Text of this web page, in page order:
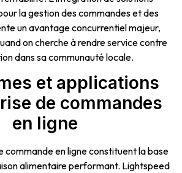
la gestion des commandes et des
un avantage concurrentiel majeur,
on cherche à rendre service contre
dans sa communauté locale.
et applications
de commandes
en ligne
commande en ligne constituent la base
alimentaire performant. Lightspeed